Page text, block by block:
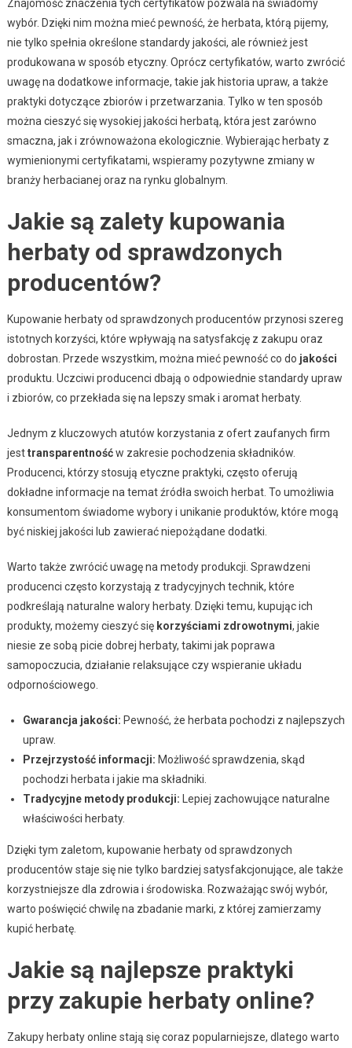
Znajomość znaczenia tych certyfikatów pozwala na świadomy
wybór. Dzięki nim można mieć pewność, że herbata, którą pijemy,
nie tylko spełnia określone standardy jakości, ale również jest
produkowana w sposób etyczny. Oprócz certyfikatów, warto zwrócić
uwagę na dodatkowe informacje, takie jak historia upraw, a także
praktyki dotyczące zbiorów i przetwarzania. Tylko w ten sposób
można cieszyć się wysokiej jakości herbatą, która jest zarówno
smaczna, jak i zrównoważona ekologicznie. Wybierając herbaty z
wymienionymi certyfikatami, wspieramy pozytywne zmiany w
branży herbacianej oraz na rynku globalnym.
Jakie są zalety kupowania
herbaty od sprawdzonych
producentów?
Kupowanie herbaty od sprawdzonych producentów przynosi szereg
istotnych korzyści, które wpływają na satysfakcję z zakupu oraz
dobrostan. Przede wszystkim, można mieć pewność co do jakości
produktu. Uczciwi producenci dbają o odpowiednie standardy upraw
i zbiorów, co przekłada się na lepszy smak i aromat herbaty.
Jednym z kluczowych atutów korzystania z ofert zaufanych firm
jesttransparentnośćw zakresie pochodzenia składników.
Producenci, którzy stosują etyczne praktyki, często oferują
dokładne informacje na temat źródła swoich herbat. To umożliwia
konsumentom świadome wybory i unikanie produktów, które mogą
być niskiej jakości lub zawierać niepożądane dodatki.
Warto także zwrócić uwagę na metody produkcji. Sprawdzeni
producenci często korzystają z tradycyjnych technik, które
podkreślają naturalne walory herbaty. Dzięki temu, kupując ich
produkty, możemy cieszyć się korzyściami zdrowotnymi, jakie
niesie ze sobą picie dobrej herbaty, takimi jak poprawa
samopoczucia, działanie relaksujące czy wspieranie układu
odpornościowego.
Gwarancja jakości: Pewność, że herbata pochodzi z najlepszych
upraw.
Przejrzystość informacji: Możliwość sprawdzenia, skąd
pochodzi herbata i jakie ma składniki.
Tradycyjne metody produkcji: Lepiej zachowujące naturalne
właściwości herbaty.
Dzięki tym zaletom, kupowanie herbaty od sprawdzonych
producentów staje się nie tylko bardziej satysfakcjonujące, ale także
korzystniejsze dla zdrowia i środowiska. Rozważając swój wybór,
warto poświęcić chwilę na zbadanie marki, z której zamierzamy
kupić herbatę.
Jakie są najlepsze praktyki
przy zakupie herbaty online?
Zakupy herbaty online stają się coraz popularniejsze, dlatego warto